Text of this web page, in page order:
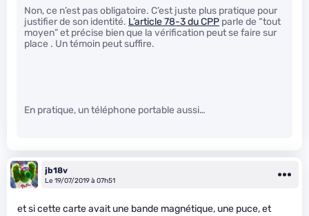
Non, ce n’est pas obligatoire. C’est juste plus pratique pour
justifier de son identité. L’article 78-3 du CPP parle de “tout
moyen” et précise bien que la vérification peut se faire sur
place . Un témoin peut suffire.
En pratique, un téléphone portable aussi…
jb18v
Le 19/07/2019 à 07h51
et si cette carte avait une bande magnétique, une puce, et